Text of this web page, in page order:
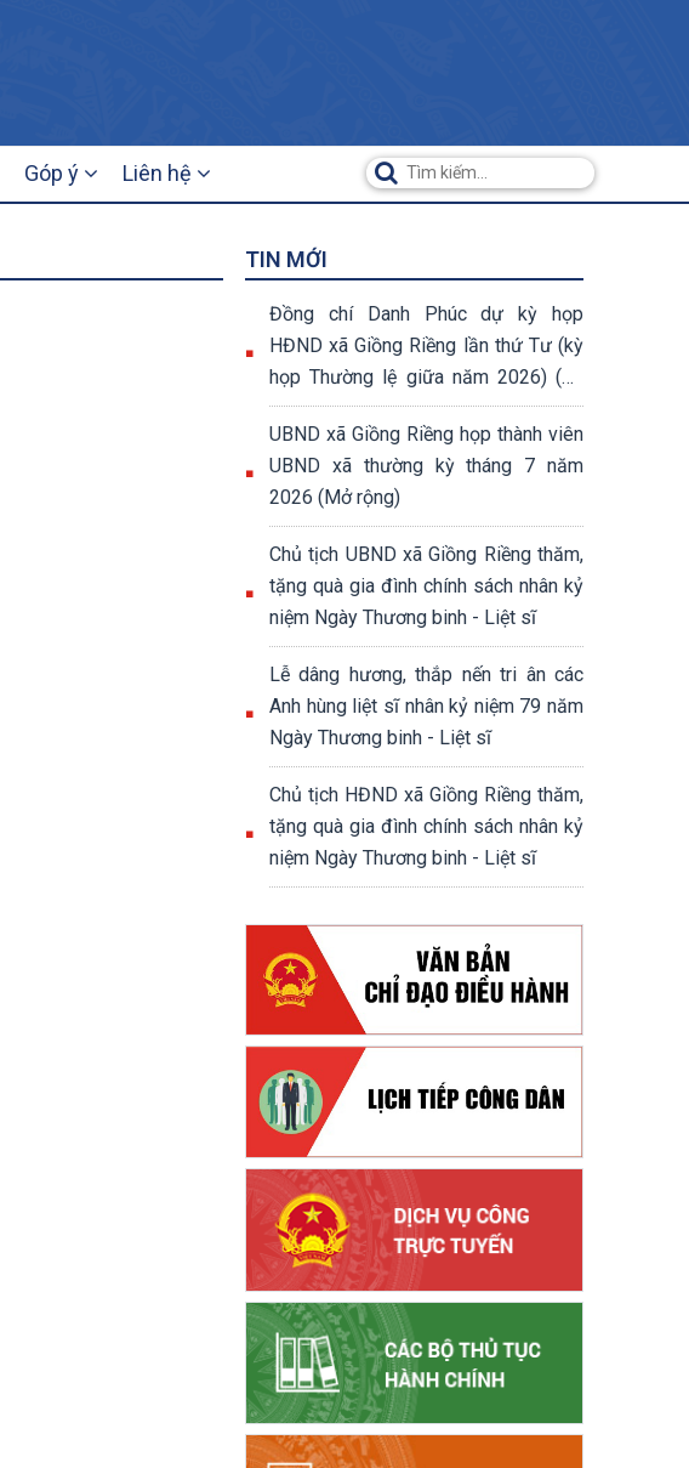
Góp ý Liên hệ
TIN MỚI
Đồng chí Danh Phúc dự kỳ họp
HĐND xã Giồng Riềng lần thứ Tư (kỳ
họp Thường lệ giữa năm 2026) (07
nghị quyết đã được thông qua tại kỳ
họp)
UBND xã Giồng Riềng họp thành viên
UBND xã thường kỳ tháng 7 năm
2026 (Mở rộng)
Chủ tịch UBND xã Giồng Riềng thăm,
tặng quà gia đình chính sách nhân kỷ
niệm Ngày Thương binh - Liệt sĩ
Lễ dâng hương, thắp nến tri ân các
Anh hùng liệt sĩ nhân kỷ niệm 79 năm
Ngày Thương binh - Liệt sĩ
Chủ tịch HĐND xã Giồng Riềng thăm,
tặng quà gia đình chính sách nhân kỷ
niệm Ngày Thương binh - Liệt sĩ